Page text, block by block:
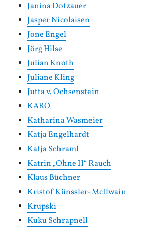
Janina Dotzauer
Jasper Nicolaisen
Jone Engel
Jörg Hilse
Julian Knoth
Juliane Kling
Jutta v. Ochsenstein
KARO
Katharina Wasmeier
Katja Engelhardt
Katja Schraml
Katrin „Ohne H“ Rauch
Klaus Büchner
Kristof Künssler-McIlwain
Krupski
Kuku Schrapnell